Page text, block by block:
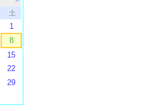
土
1
8
15
22
29